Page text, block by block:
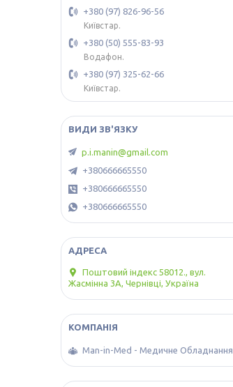
+380 (97) 826-96-56
Київстар.
+380 (50) 555-83-93
Водафон.
+380 (97) 325-62-66
Київстар.
p.i.manin@gmail.com
+380666665550
+380666665550
+380666665550
Поштовий індекс 58012., вул.
Жасмінна 3А, Чернівці, Україна
Man-in-Med - Медичне Обладнання.